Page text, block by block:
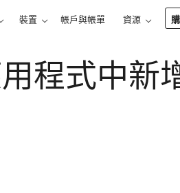
裝置 帳戶與帳單 資源
程式中新